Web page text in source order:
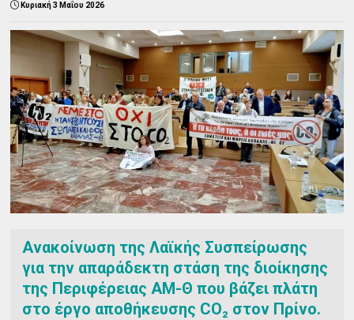
Κυριακή 3 Μαΐου 2026
Ανακοίνωση της Λαϊκής Συσπείρωσης
για την απαράδεκτη στάση της διοίκησης
της Περιφέρειας ΑΜ-Θ που βάζει πλάτη
στο έργο αποθήκευσης CO₂ στον Πρίνο.